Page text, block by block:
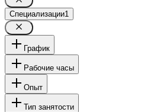
Специализации1
График
Рабочие часы
Опыт
Тип занятости